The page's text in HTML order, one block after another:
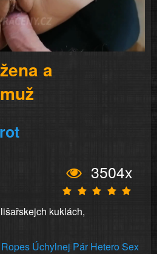
Video
a
3504x
kuklách,
Ropes Úchylnej Pár HeteroSex